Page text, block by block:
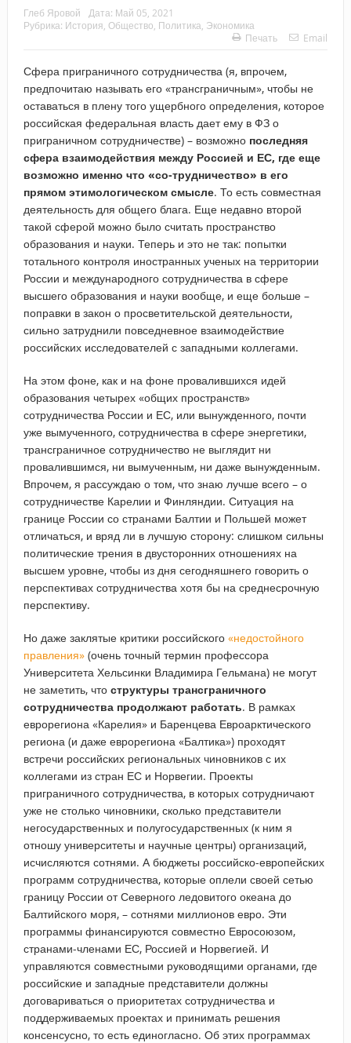
Глеб Яровой Дата: Май 05, 2021
Рубрика: История Общество Политика Экономика
Печать
Email
Сфера приграничного сотрудничества (я, впрочем,
предпочитаю называть его «трансграничным», чтобы не
оставаться в плену того ущербного определения, которое
российская федеральная власть дает ему в ФЗ о
приграничном сотрудничестве) – возможно последняя
сфера взаимодействия между Россией и ЕС, где еще
возможно именно что «со-трудничество» в его
прямом этимологическом смысле. То есть совместная
деятельность для общего блага. Еще недавно второй
такой сферой можно было считать пространство
образования и науки. Теперь и это не так: попытки
тотального контроля иностранных ученых на территории
России и международного сотрудничества в сфере
высшего образования и науки вообще, и еще больше –
поправки в закон о просветительской деятельности,
сильно затруднили повседневное взаимодействие
российских исследователей с западными коллегами.
На этом фоне, как и на фоне провалившихся идей
образования четырех «общих пространств»
сотрудничества России и ЕС, или вынужденного, почти
уже вымученного, сотрудничества в сфере энергетики,
трансграничное сотрудничество не выглядит ни
провалившимся, ни вымученным, ни даже вынужденным.
Впрочем, я рассуждаю о том, что знаю лучше всего – о
сотрудничестве Карелии и Финляндии. Ситуация на
границе России со странами Балтии и Польшей может
отличаться, и вряд ли в лучшую сторону: слишком сильны
политические трения в двусторонних отношениях на
высшем уровне, чтобы из дня сегодняшнего говорить о
перспективах сотрудничества хотя бы на среднесрочную
перспективу.
Но даже заклятые критики российского «недостойного
правления»(очень точный термин профессора
Университета Хельсинки Владимира Гельмана) не могут
не заметить, что структуры трансграничного
сотрудничества продолжают работать. В рамках
еврорегиона «Карелия» и Баренцева Евроарктического
региона (и даже еврорегиона «Балтика») проходят
встречи российских региональных чиновников с их
коллегами из стран ЕС и Норвегии. Проекты
приграничного сотрудничества, в которых сотрудничают
уже не столько чиновники, сколько представители
негосударственных и полугосударственных (к ним я
отношу университеты и научные центры) организаций,
исчисляются сотнями. А бюджеты российско-европейских
программ сотрудничества, которые оплели своей сетью
границу России от Северного ледовитого океана до
Балтийского моря, – сотнями миллионов евро. Эти
программы финансируются совместно Евросоюзом,
странами-членами ЕС, Россией и Норвегией. И
управляются совместными руководящими органами, где
российские и западные представители должны
договариваться о приоритетах сотрудничества и
поддерживаемых проектах и принимать решения
консенсусно, то есть единогласно. Об этих программах